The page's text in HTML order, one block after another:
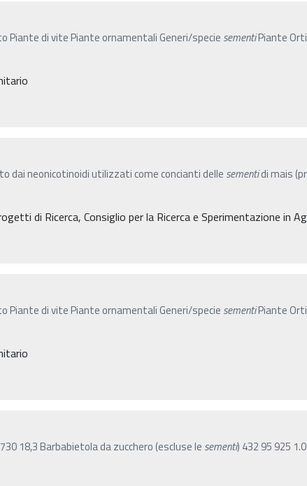
di vite Piante ornamentali Generi/specie sementiPiante
dai neonicotinoidi utilizzati come concianti delle sementidi mais
di Ricerca, Consiglio per la Ricerca e Sperimentazione in
di vite Piante ornamentali Generi/specie sementiPiante
18,3 Barbabietola da zucchero (escluse le sementi) 432 95 925